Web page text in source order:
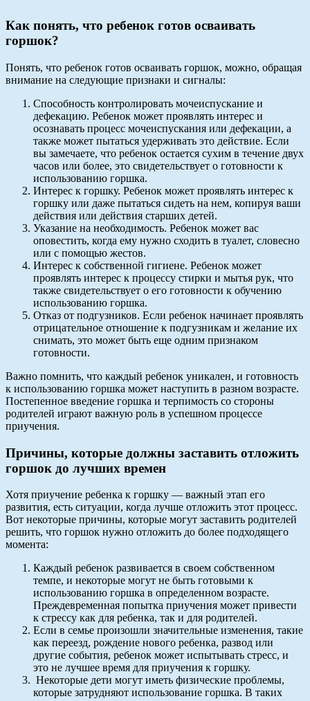
Как понять, что ребенок готов осваивать
горшок?
Понять, что ребенок готов осваивать горшок, можно, обращая
внимание на следующие признаки и сигналы:
Способность контролировать мочеиспускание и
дефекацию. Ребенок может проявлять интерес и
осознавать процесс мочеиспускания или дефекации, а
также может пытаться удерживать это действие. Если
вы замечаете, что ребенок остается сухим в течение двух
часов или более, это свидетельствует о готовности к
использованию горшка.
Интерес к горшку. Ребенок может проявлять интерес к
горшку или даже пытаться сидеть на нем, копируя ваши
действия или действия старших детей.
Указание на необходимость. Ребенок может вас
оповестить, когда ему нужно сходить в туалет, словесно
или с помощью жестов.
Интерес к собственной гигиене. Ребенок может
проявлять интерес к процессу стирки и мытья рук, что
также свидетельствует о его готовности к обучению
использованию горшка.
Отказ от подгузников. Если ребенок начинает проявлять
отрицательное отношение к подгузникам и желание их
снимать, это может быть еще одним признаком
готовности.
Важно помнить, что каждый ребенок уникален, и готовность
к использованию горшка может наступить в разном возрасте.
Постепенное введение горшка и терпимость со стороны
родителей играют важную роль в успешном процессе
приучения.
Причины, которые должны заставить отложить
горшок до лучших времен
Хотя приучение ребенка к горшку — важный этап его
развития, есть ситуации, когда лучше отложить этот процесс.
Вот некоторые причины, которые могут заставить родителей
решить, что горшок нужно отложить до более подходящего
момента:
Каждый ребенок развивается в своем собственном
темпе, и некоторые могут не быть готовыми к
использованию горшка в определенном возрасте.
Преждевременная попытка приучения может привести
к стрессу как для ребенка, так и для родителей.
Если в семье произошли значительные изменения, такие
как переезд, рождение нового ребенка, развод или
другие события, ребенок может испытывать стресс, и
это не лучшее время для приучения к горшку.
Некоторые дети могут иметь физические проблемы,
которые затрудняют использование горшка. В таких